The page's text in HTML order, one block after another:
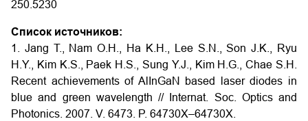
250.5230
Список источников:
1. Jang T., Nam O.H., Ha K.H., Lee S.N., Son J.K., Ryu
H.Y., Kim K.S., Paek H.S., Sung Y.J., Kim H.G., Chae S.H.
Recent achievements of AlInGaN based laser diodes in
blue and green wavelength // Internat. Soc. Optics and
Photonics. 2007. V. 6473. P. 64730X–64730X.